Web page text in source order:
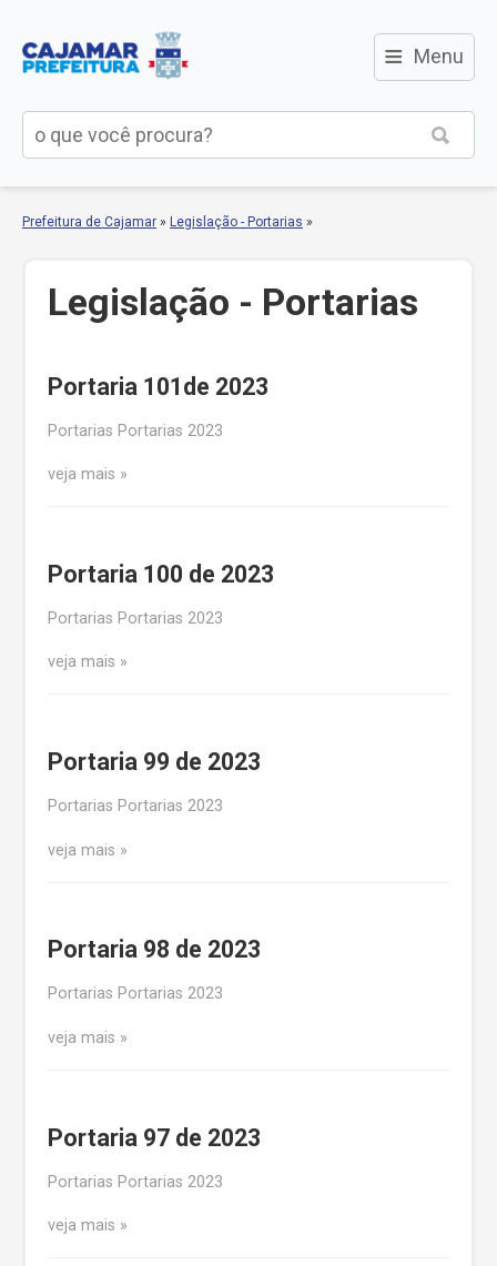
≡ Menu
Prefeitura de Cajamar » Legislação - Portarias »
Legislação - Portarias
Portaria 101de 2023
Portarias Portarias 2023
veja mais
Portaria 100 de 2023
Portarias Portarias 2023
veja mais
Portaria 99 de 2023
Portarias Portarias 2023
veja mais
Portaria 98 de 2023
Portarias Portarias 2023
veja mais
Portaria 97 de 2023
Portarias Portarias 2023
veja mais